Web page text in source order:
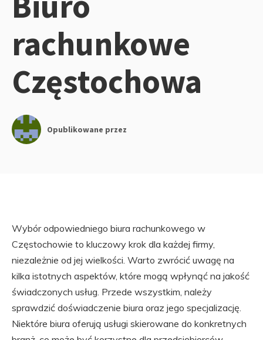
rachunkowe
Częstochowa
Opublikowane przez
Wybór odpowiedniego biura rachunkowego w
Częstochowie to kluczowy krok dla każdej firmy,
niezależnie od jej wielkości. Warto zwrócić uwagę na
kilka istotnych aspektów, które mogą wpłynąć na jakość
świadczonych usług. Przede wszystkim, należy
sprawdzić doświadczenie biura oraz jego specjalizację.
Niektóre biura oferują usługi skierowane do konkretnych